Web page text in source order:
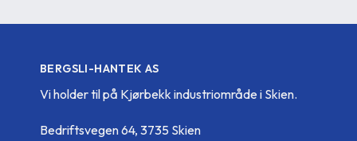
BERGSLI-HANTEK AS
Vi holder til på Kjørbekk industriområde i Skien.
Bedriftsvegen 64, 3735 Skien